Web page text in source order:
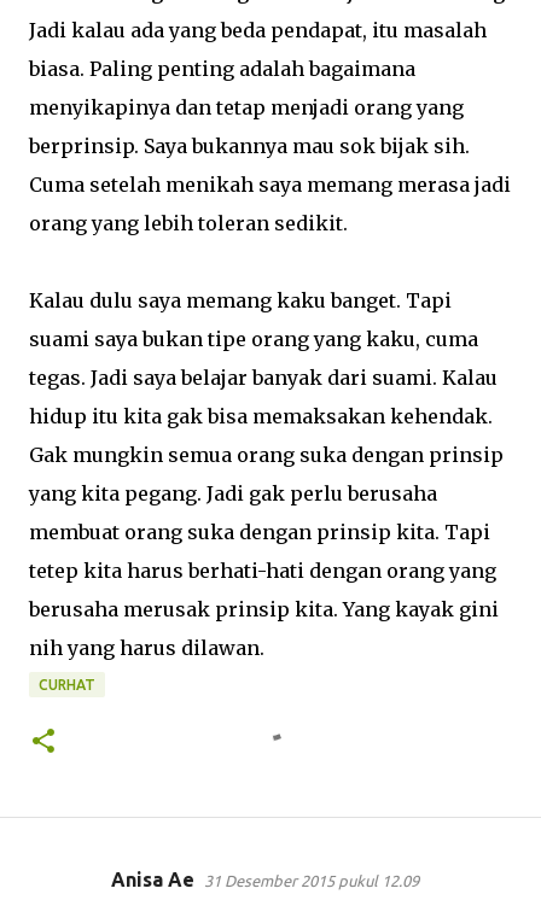
Jadi kalau ada yang beda pendapat, itu masalah
biasa. Paling penting adalah bagaimana
menyikapinya dan tetap menjadi orang yang
berprinsip. Saya bukannya mau sok bijak sih.
Cuma setelah menikah saya memang merasa jadi
orang yang lebih toleran sedikit.
Kalau dulu saya memang kaku banget. Tapi
suami saya bukan tipe orang yang kaku, cuma
tegas. Jadi saya belajar banyak dari suami. Kalau
hidup itu kita gak bisa memaksakan kehendak.
Gak mungkin semua orang suka dengan prinsip
yang kita pegang. Jadi gak perlu berusaha
membuat orang suka dengan prinsip kita. Tapi
tetep kita harus berhati-hati dengan orang yang
berusaha merusak prinsip kita. Yang kayak gini
nih yang harus dilawan.
CURHAT
Anisa Ae 31 Desember 2015 pukul 12.09